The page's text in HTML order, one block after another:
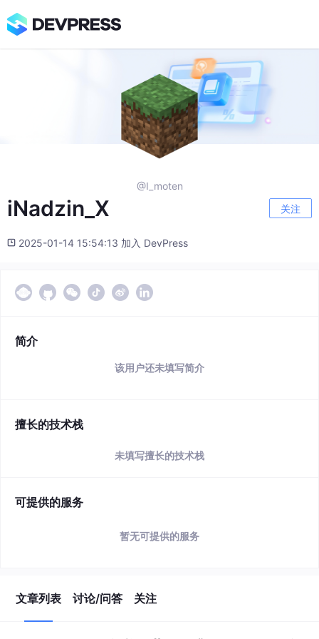
@I_moten
iNadzin_X 关注
2025-01-14 15:54:13 加入 DevPress
简介
该用户还未填写简介
擅长的技术栈
未填写擅长的技术栈
可提供的服务
暂无可提供的服务
文章列表 讨论/问答 关注